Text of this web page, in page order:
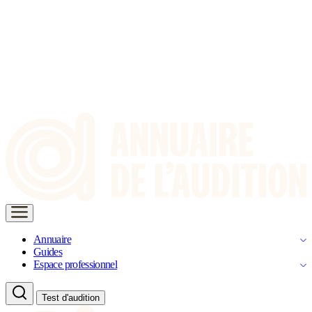
Annuaire
Guides
Espace professionnel
Test d'audition